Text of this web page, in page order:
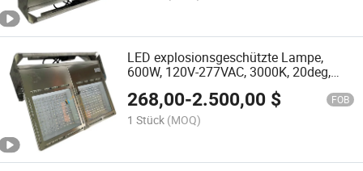
LED explosionsgeschützte Lampe,
600W, 120V-277VAC, 3000K, 20deg,
Marine-Scheinwerferbeleuchtung
268,00-2.500,00 $ FOB
1 Stück (MOQ)